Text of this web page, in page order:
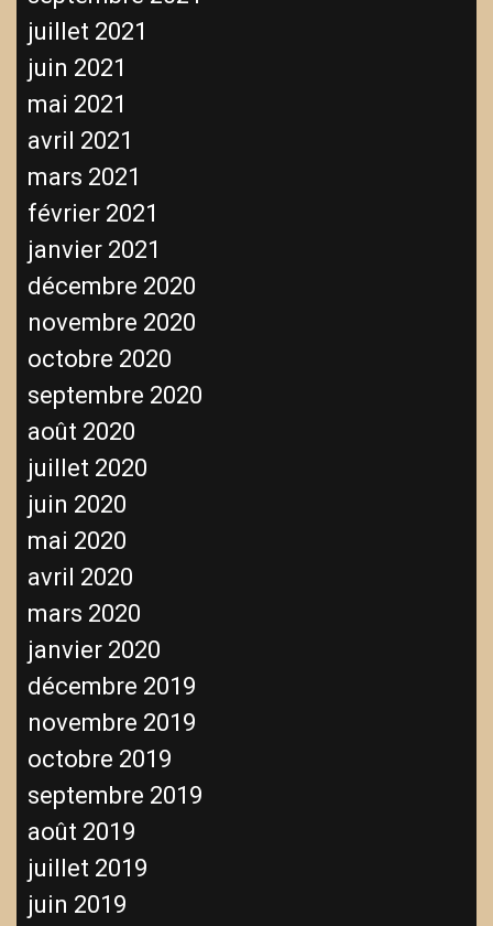
juillet 2021
juin 2021
mai 2021
avril 2021
mars 2021
février 2021
janvier 2021
décembre 2020
novembre 2020
octobre 2020
septembre 2020
août 2020
juillet 2020
juin 2020
mai 2020
avril 2020
mars 2020
janvier 2020
décembre 2019
novembre 2019
octobre 2019
septembre 2019
août 2019
juillet 2019
juin 2019